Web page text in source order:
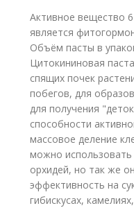
Активное вещество
является
Объём пасты в
Цитокининовая
спящих почек
побегов, для
для получения
способности
массовое деление
можно использовать
орхидей, но так же
эффективность на
гибискусах,